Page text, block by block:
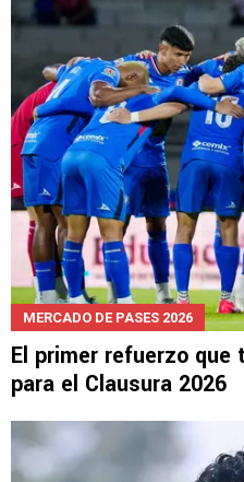
MERCADO DE PASES 2026
El primer refuerzo que
para el Clausura 2026